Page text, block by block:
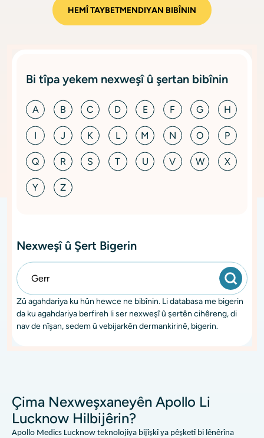
HEMÎ TAYBETMENDIYAN BIBÎNIN
Bi tîpa yekem nexweşî û şertan bibînin
A B C D E F G H
I J K L M N O P
Q R S T U V W X
Y Z
Nexweşî û Şert Bigerin
Zû agahdariya ku hûn hewce ne bibînin. Li databasa me bigerin
da ku agahdariya berfireh li ser nexweşî û şertên cihêreng, di
nav de nîşan, sedem û vebijarkên dermankirinê, bigerin.
Çima Nexweşxaneyên Apollo Li
Lucknow Hilbijêrin?
Apollo Medics Lucknow teknolojiya bijîşkî ya pêşketî bi lênêrîna